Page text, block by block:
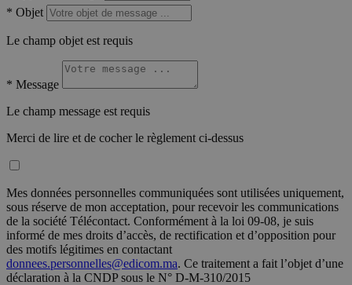
* Objet
Le champ objet est requis
* Message
Le champ message est requis
Merci de lire et de cocher le règlement ci-dessus
Mes données personnelles communiquées sont utilisées uniquement,
sous réserve de mon acceptation, pour recevoir les communications
de la société Télécontact. Conformément à la loi 09-08, je suis
informé de mes droits d’accès, de rectification et d’opposition pour
des motifs légitimes en contactant
donnees.personnelles@edicom.ma. Ce traitement a fait l’objet d’une
déclaration à la CNDP sous le N° D-M-310/2015